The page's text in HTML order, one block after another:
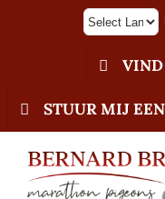
VIND
STUUR MIJ